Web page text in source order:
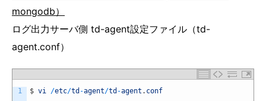
mongodb）
ログ出力サーバ側 td-agent設定ファイル（td-
agent.conf）
1
$ vi /etc/td -agent/td -agent . conf